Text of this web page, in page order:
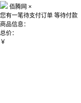
佰腾网 ×
您有一笔待支付订单 等待付款
商品信息：
总价：
￥